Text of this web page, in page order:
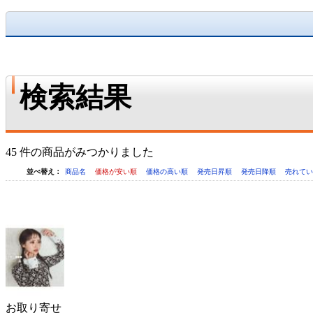
検索結果
45 件の商品がみつかりました
並べ替え： 商品名 価格が安い順 価格の高い順 発売日昇順 発売日降順 売れて
お取り寄せ